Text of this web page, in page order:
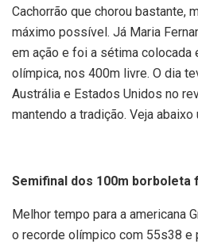
Cachorrão que chorou bastante,
máximo possível. Já Maria
em ação e foi a sétima colocada
olímpica, nos 400m livre. O dia
Austrália e Estados Unidos no
mantendo a tradição. Veja abaixo
Semifinal dos 100m borboleta
Melhor tempo para a americana
o recorde olímpico com 55s38 e